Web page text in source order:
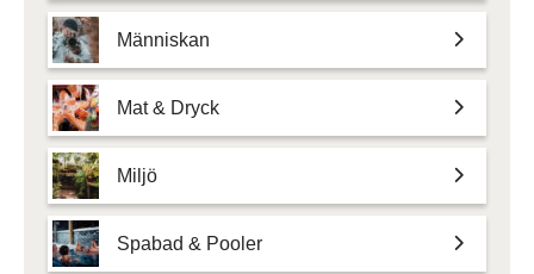
Människan
Mat & Dryck
Miljö
Spabad & Pooler